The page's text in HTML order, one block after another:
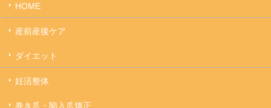
HOME
産前産後ケア
ダイエット
妊活整体
巻き爪・陥入爪矯正